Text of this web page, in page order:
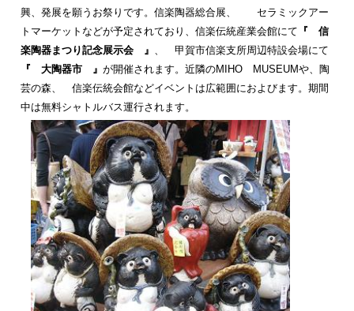
興、発展を願うお祭りです。信楽陶器総合展、 セラミックアー
トマーケットなどが予定されており、信楽伝統産業会館にて 『 信
楽陶器まつり記念展示会 』
、 甲賀市信楽支所周辺特設会場にて
『 大陶器市 』 が開催されます。近隣のMIHO MUSEUMや、陶
芸の森、 信楽伝統会館などイベントは広範囲におよびます。期間
中は無料シャトルバス運行されます。